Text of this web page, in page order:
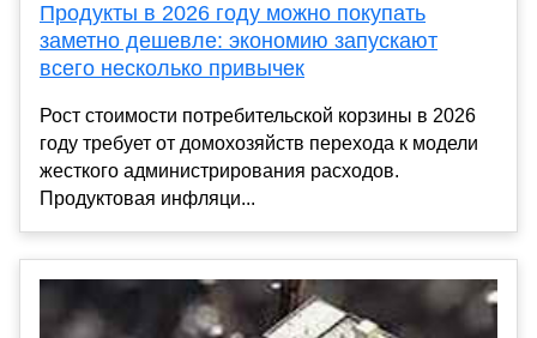
Продукты в 2026 году можно покупать
заметно дешевле: экономию запускают
всего несколько привычек
Рост стоимости потребительской корзины в 2026
году требует от домохозяйств перехода к модели
жесткого администрирования расходов.
Продуктовая инфляци...